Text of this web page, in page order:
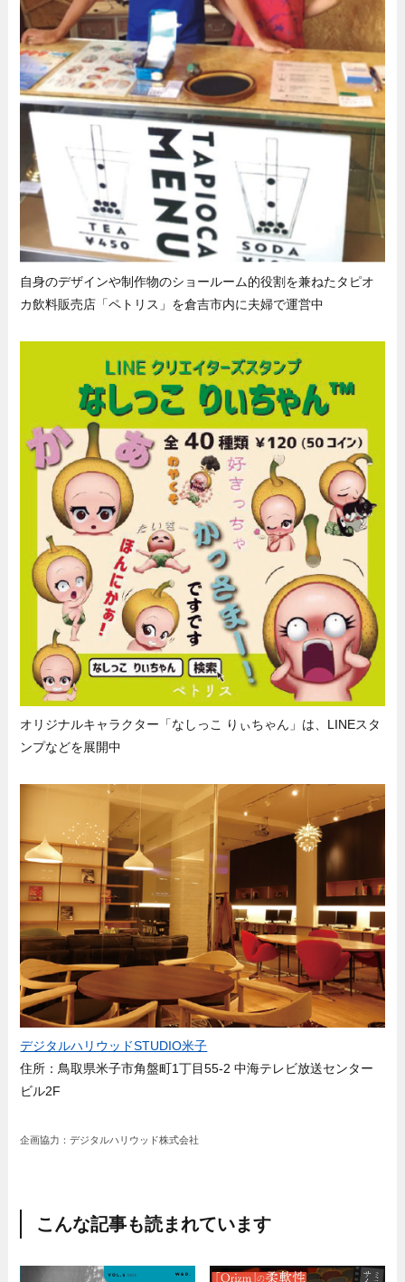
自身のデザインや制作物のショールーム的役割を兼ねたタピオ
カ飲料販売店「ペトリス」を倉吉市内に夫婦で運営中
オリジナルキャラクター「なしっこ りぃちゃん」は、LINEスタ
ンプなどを展開中
デジタルハリウッドSTUDIO米子
住所：鳥取県米子市角盤町1丁目55-2 中海テレビ放送センター
ビル2F
企画協力：デジタルハリウッド株式会社
こんな記事も読まれています